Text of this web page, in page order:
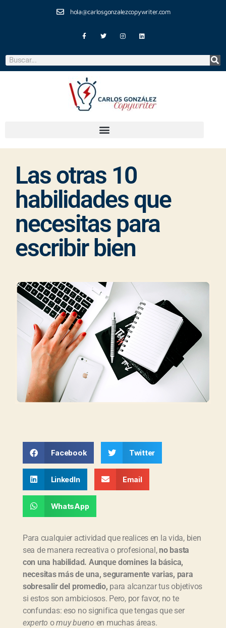
hola@carlosgonzalezcopywriter.com
Las otras 10
habilidades que
necesitas para
escribir bien
Facebook Twitter
LinkedIn Email
WhatsApp
Para cualquier actividad que realices en la vida, bien
sea de manera recreativa o profesional, no basta
con una habilidad. Aunque domines la básica,
necesitas más de una, seguramente varias, para
sobresalir del promedio, para alcanzar tus objetivos
si estos son ambiciosos. Pero, por favor, no te
confundas: eso no significa que tengas que ser
experto omuy bueno en muchas áreas.